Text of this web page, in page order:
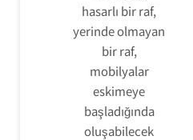
hasarlı bir raf,
yerinde olmayan
bir raf,
mobilyalar
eskimeye
başladığında
oluşabilecek